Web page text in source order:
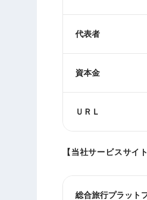
代表者
資本金
ＵＲＬ
【当社サービスサイト
総合旅行プラット